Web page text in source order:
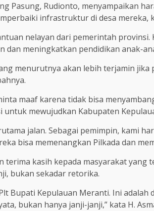
Pasung, Rudionto, menyampaikan
infrastruktur di desa
nelayan dari pemerintah
meningkatkan pendidikan anak-
menurutnya akan lebih terjamin
maaf karena tidak bisa
untuk mewujudkan Kabupaten
jalan. Sebagai pemimpin, kami
bisa memenangkan Pilkada dan
terima kasih kepada masyarakat
bukan sekadar retorika.
Bupati Kepulauan Meranti. Ini
bukan hanya janji-janji,” kata H.